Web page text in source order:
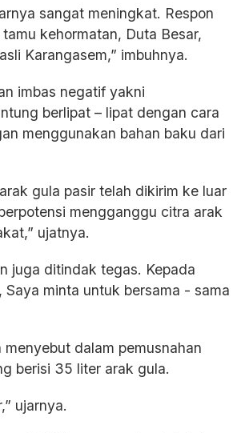
sangat meningkat. Respon
kehormatan, Duta Besar,
Karangasem,” imbuhnya.
imbas negatif yakni
berlipat – lipat dengan cara
menggunakan bahan baku dari
gula pasir telah dikirim ke luar
mengganggu citra arak
ujatnya.
juga ditindak tegas. Kepada
minta untuk bersama - sama
dalam pemusnahan
berisi 35 liter arak gula.
ujarnya.